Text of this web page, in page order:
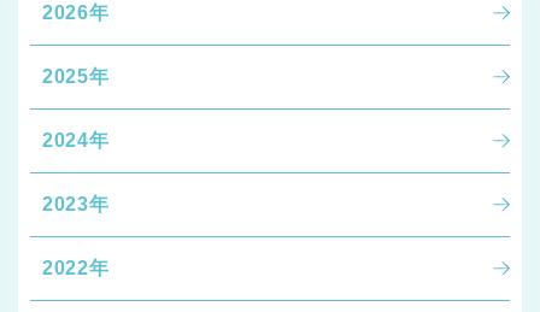
千葉県 全域
埼玉県
2026年
2025年
2024年
2023年
2022年